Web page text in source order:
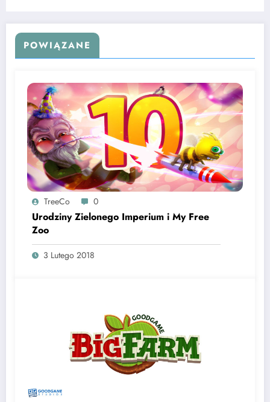
POWIĄZANE
TreeCo 0
Urodziny Zielonego Imperium i My Free
Zoo
3 Lutego 2018